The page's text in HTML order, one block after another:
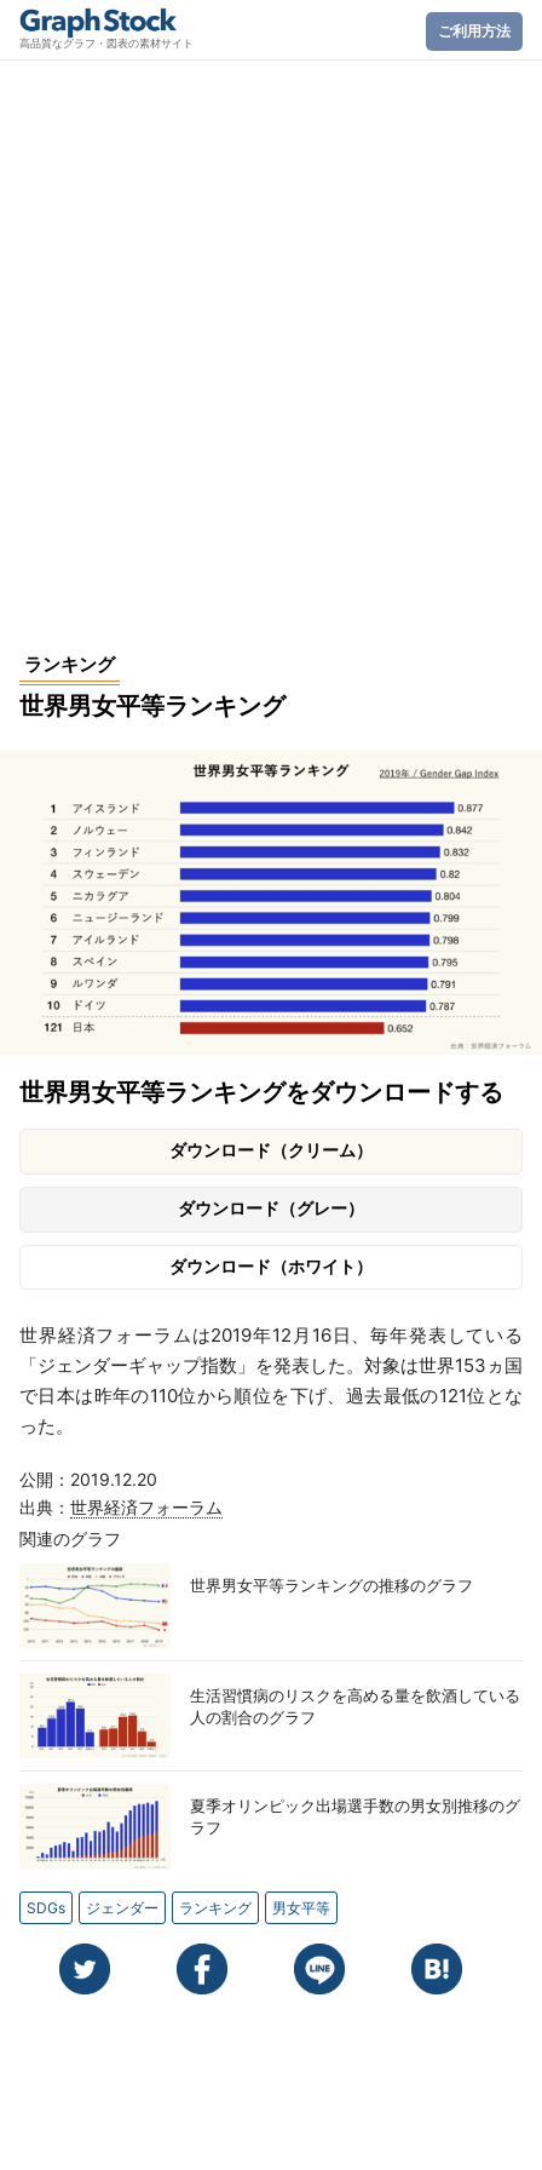
高品質なグラフ・図表の素材サイト
ご利用方法
ランキング
世界男女平等ランキング
世界男女平等ランキングをダウンロードする
ダウンロード（クリーム）
ダウンロード（グレー）
ダウンロード（ホワイト）
世界経済フォーラムは2019年12月16日、毎年発表している
「ジェンダーギャップ指数」を発表した。対象は世界153ヵ国
で日本は昨年の110位から順位を下げ、過去最低の121位とな
った。
公開：2019.12.20
出典： 世界経済フォーラム
関連のグラフ
世界男女平等ランキングの推移のグラフ
生活習慣病のリスクを高める量を飲酒している
人の割合のグラフ
夏季オリンピック出場選手数の男女別推移のグ
ラフ
SDGs ジェンダー ランキング 男女平等